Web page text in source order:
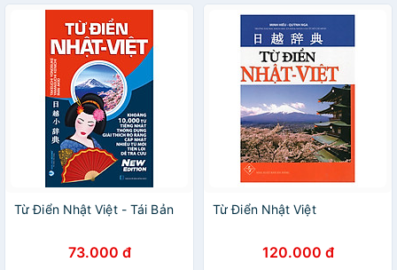
Từ Điển Nhật Việt - Tái Bản
73.000 đ
Từ Điển Nhật Việt
120.000 đ